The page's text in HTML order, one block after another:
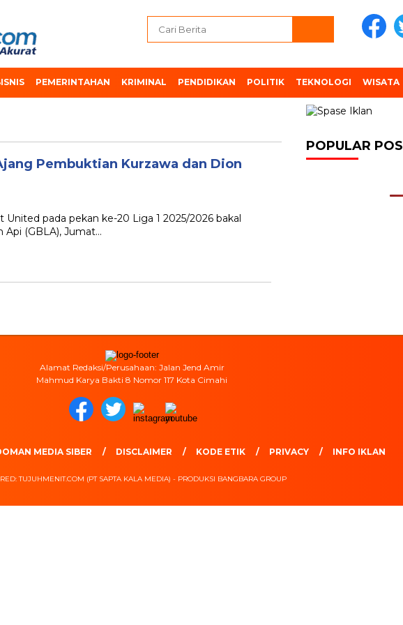
PEMERINTAHAN KRIMINAL PENDIDIKAN POLITIK TEKNOLOGI WISATA
Pembuktian Kurzawa dan Dion
pada pekan ke-20 Liga 1 2025/2026 bakal
Api (GBLA), Jumat…
POPULAR POS
Alamat Redaksi/Perusahaan: Jalan Jend Amir
Mahmud Karya Bakti 8 Nomor 117 Kota Cimahi
MEDIA SIBER DISCLAIMER KODE ETIK PRIVACY INFO IKLAN
TUJUHMENIT.COM (PT SAPTA KALA MEDIA) - PRODUKSI BANGBARA GROUP